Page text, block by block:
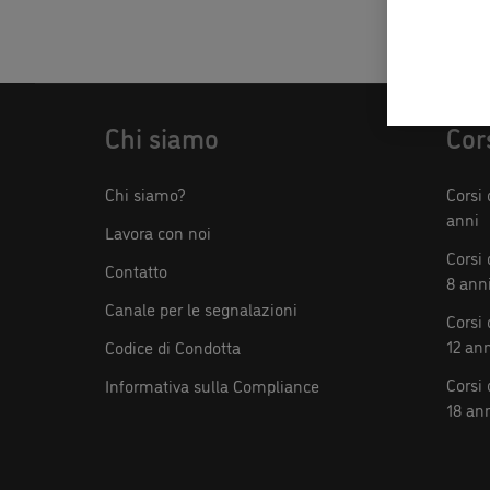
Chi siamo
Chi siamo?
Lavora con noi
Contatto
Canale per le segnalazioni
Codice di Condotta
Informativa sulla Compliance
Corsi
anni
Corsi
8 anni
Corsi
12
Corsi
18